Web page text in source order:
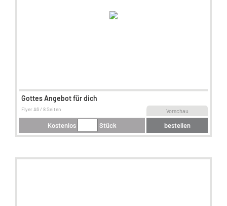
Gottes Angebot für dich
Vorschau
Flyer A6 / 8 Seiten
Kostenlos Stück bestellen